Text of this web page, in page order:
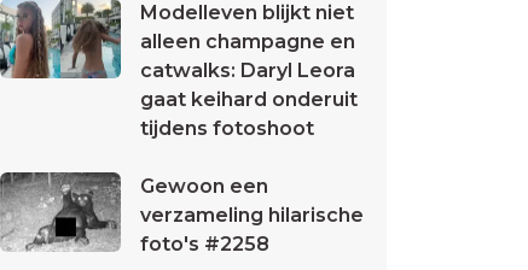
Modelleven blijkt niet
alleen champagne en
catwalks: Daryl Leora
gaat keihard onderuit
tijdens fotoshoot
Gewoon een
verzameling hilarische
foto's #2258